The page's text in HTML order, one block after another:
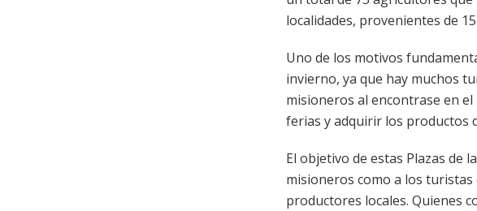
localidades, provenientes de
Uno de los motivos
invierno, ya que hay muchos
misioneros al encontrase en
ferias y adquirir los productos
El objetivo de estas Plazas de
misioneros como a los
productores locales. Quienes